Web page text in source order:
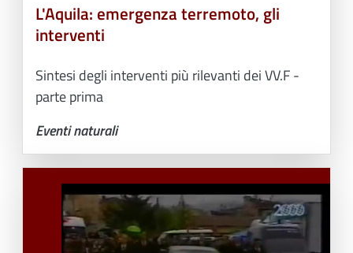
L'Aquila: emergenza terremoto, gli
interventi
Sintesi degli interventi più rilevanti dei VV.F -
parte prima
Eventi naturali